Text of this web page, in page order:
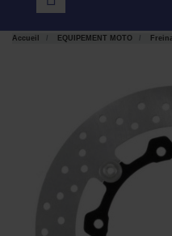
Accueil EQUIPEMENT MOTO